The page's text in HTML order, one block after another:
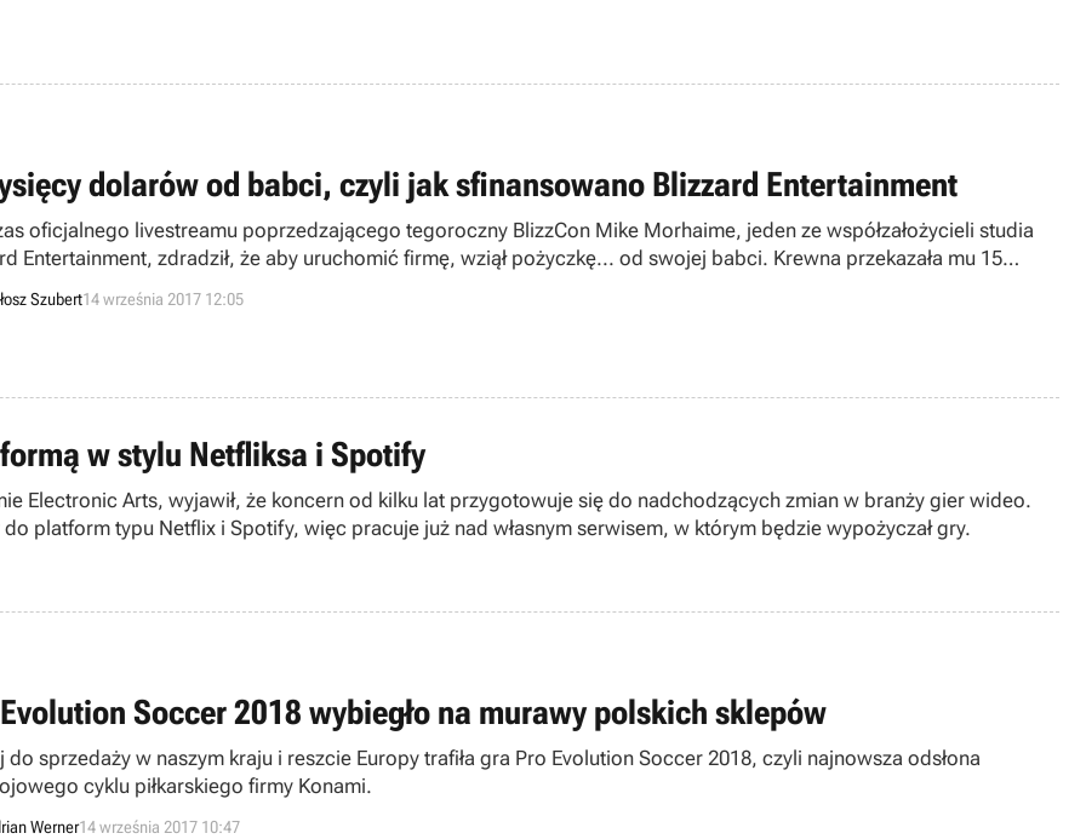
dolarów od babci, czyli jak sfinansowano Blizzard Entertainment
oficjalnego livestreamu poprzedzającego tegoroczny BlizzCon Mike Morhaime, jeden ze współzałożycieli studia
Entertainment, zdradził, że aby uruchomić firmę, wziął pożyczkę... od swojej babci. Krewna przekazała mu 15
dolarów.
Szubert14 września 2017 12:05
w stylu Netfliksa i Spotify
Electronic Arts, wyjawił, że koncern od kilku lat przygotowuje się do nadchodzących zmian w branży gier wideo.
platform typu Netflix i Spotify, więc pracuje już nad własnym serwisem, w którym będzie wypożyczał gry.
Soccer 2018 wybiegło na murawy polskich sklepów
do sprzedaży w naszym kraju i reszcie Europy trafiła gra Pro Evolution Soccer 2018, czyli najnowsza odsłona
cyklu piłkarskiego firmy Konami.
Werner14 września 2017 10:47